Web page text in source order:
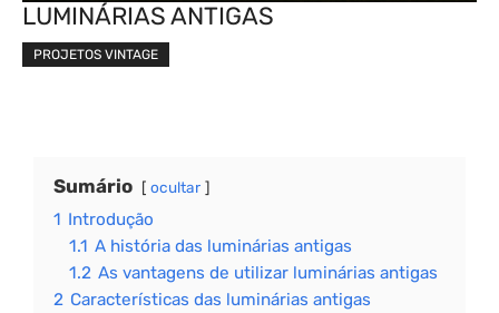
LUMINÁRIAS ANTIGAS
PROJETOS VINTAGE
Sumário ocultar
1 Introdução
1.1 A história das luminárias antigas
1.2 As vantagens de utilizar luminárias antigas
2 Características das luminárias antigas